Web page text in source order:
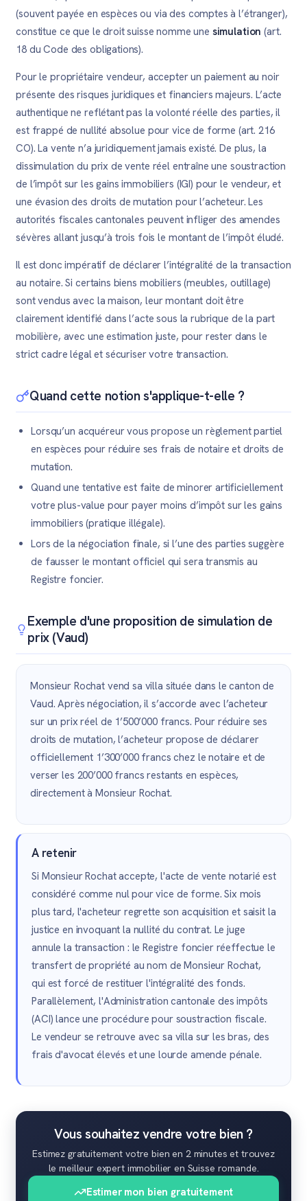
(souvent payée en espèces ou via des comptes à l’étranger),
constitue ce que le droit suisse nomme une simulation (art.
18 du Code des obligations).
Pour le propriétaire vendeur, accepter un paiement au noir
présente des risques juridiques et financiers majeurs. L’acte
authentique ne reflétant pas la volonté réelle des parties, il
est frappé de nullité absolue pour vice de forme (art. 216
CO). La vente n’a juridiquement jamais existé. De plus, la
dissimulation du prix de vente réel entraîne une soustraction
de l’impôt sur les gains immobiliers (IGI) pour le vendeur, et
une évasion des droits de mutation pour l’acheteur. Les
autorités fiscales cantonales peuvent infliger des amendes
sévères allant jusqu’à trois fois le montant de l’impôt éludé.
Il est donc impératif de déclarer l’intégralité de la transaction
au notaire. Si certains biens mobiliers (meubles, outillage)
sont vendus avec la maison, leur montant doit être
clairement identifié dans l’acte sous la rubrique de la part
mobilière, avec une estimation juste, pour rester dans le
strict cadre légal et sécuriser votre transaction.
Quand cette notion s'applique-t-elle ?
Lorsqu’un acquéreur vous propose un règlement partiel
en espèces pour réduire ses frais de notaire et droits de
mutation.
Quand une tentative est faite de minorer artificiellement
votre plus-value pour payer moins d’impôt sur les gains
immobiliers (pratique illégale).
Lors de la négociation finale, si l’une des parties suggère
de fausser le montant officiel qui sera transmis au
Registre foncier.
Exemple d'une proposition de simulation de
prix (Vaud)
Monsieur Rochat vend sa villa située dans le canton de
Vaud. Après négociation, il s’accorde avec l’acheteur
sur un prix réel de 1’500’000 francs. Pour réduire ses
droits de mutation, l’acheteur propose de déclarer
officiellement 1’300’000 francs chez le notaire et de
verser les 200’000 francs restants en espèces,
directement à Monsieur Rochat.
A retenir
Si Monsieur Rochat accepte, l'acte de vente notarié est
considéré comme nul pour vice de forme. Six mois
plus tard, l'acheteur regrette son acquisition et saisit la
justice en invoquant la nullité du contrat. Le juge
annule la transaction : le Registre foncier réeffectue le
transfert de propriété au nom de Monsieur Rochat,
qui est forcé de restituer l'intégralité des fonds.
Parallèlement, l'Administration cantonale des impôts
(ACI) lance une procédure pour soustraction fiscale.
Le vendeur se retrouve avec sa villa sur les bras, des
frais d'avocat élevés et une lourde amende pénale.
Vous souhaitez vendre votre bien ?
Estimez gratuitement votre bien en 2 minutes et trouvez
le meilleur expert immobilier en Suisse romande.
Estimer mon bien gratuitement